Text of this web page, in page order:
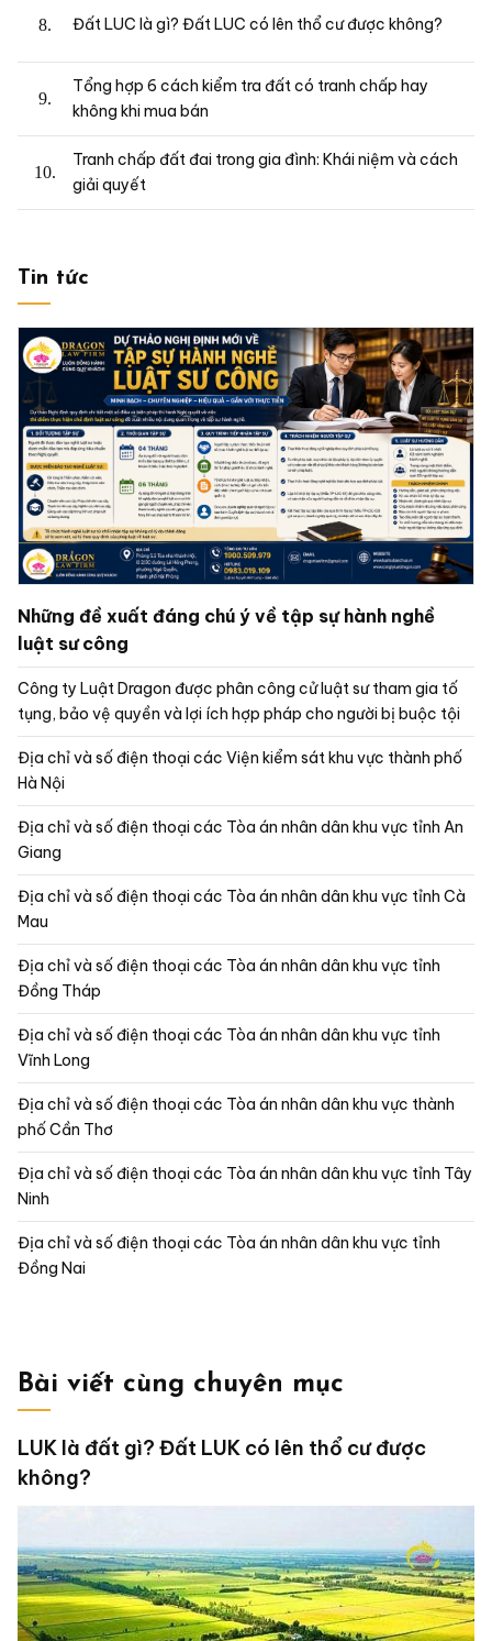
Đất LUC là gì? Đất LUC có lên thổ cư được không?
Tổng hợp 6 cách kiểm tra đất có tranh chấp hay
không khi mua bán
Tranh chấp đất đai trong gia đình: Khái niệm và cách
giải quyết
Tin tức
Những đề xuất đáng chú ý về tập sự hành nghề
luật sư công
Công ty Luật Dragon được phân công cử luật sư tham gia tố
tụng, bảo vệ quyền và lợi ích hợp pháp cho người bị buộc tội
Địa chỉ và số điện thoại các Viện kiểm sát khu vực thành phố
Hà Nội
Địa chỉ và số điện thoại các Tòa án nhân dân khu vực tỉnh An
Giang
Địa chỉ và số điện thoại các Tòa án nhân dân khu vực tỉnh Cà
Mau
Địa chỉ và số điện thoại các Tòa án nhân dân khu vực tỉnh
Đồng Tháp
Địa chỉ và số điện thoại các Tòa án nhân dân khu vực tỉnh
Vĩnh Long
Địa chỉ và số điện thoại các Tòa án nhân dân khu vực thành
phố Cần Thơ
Địa chỉ và số điện thoại các Tòa án nhân dân khu vực tỉnh Tây
Ninh
Địa chỉ và số điện thoại các Tòa án nhân dân khu vực tỉnh
Đồng Nai
Bài viết cùng chuyên mục
LUK là đất gì? Đất LUK có lên thổ cư được
không?